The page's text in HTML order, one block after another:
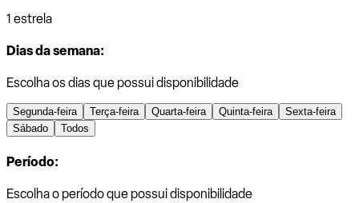
1 estrela
Dias da semana:
Escolha os dias que possui disponibilidade
Segunda-feira Terça-feira Quarta-feira Quinta-feira
Sexta-feira
Sábado
Todos
Período:
Escolha o período que possui disponibilidade